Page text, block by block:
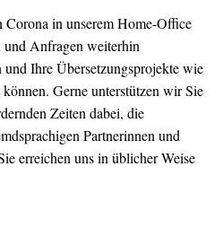
in unserem Home-Office
Anfragen weiterhin
Ihre Übersetzungsprojekte wie
Gerne unterstützen wir Sie
Zeiten dabei, die
Partnerinnen und
erreichen uns in üblicher Weise